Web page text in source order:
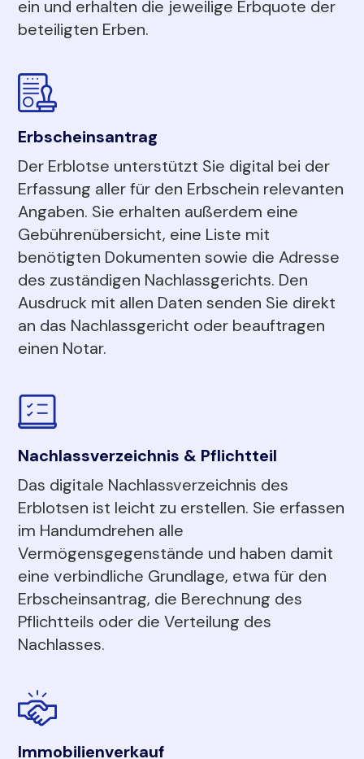
ein und erhalten die jeweilige Erbquote der
beteiligten Erben.
Erbscheinsantrag
Der Erblotse unterstützt Sie digital bei der
Erfassung aller für den Erbschein relevanten
Angaben. Sie erhalten außerdem eine
Gebührenübersicht, eine Liste mit
benötigten Dokumenten sowie die Adresse
des zuständigen Nachlassgerichts. Den
Ausdruck mit allen Daten senden Sie direkt
an das Nachlassgericht oder beauftragen
einen Notar.
Nachlassverzeichnis & Pflichtteil
Das digitale Nachlassverzeichnis des
Erblotsen ist leicht zu erstellen. Sie erfassen
im Handumdrehen alle
Vermögensgegenstände und haben damit
eine verbindliche Grundlage, etwa für den
Erbscheinsantrag, die Berechnung des
Pflichtteils oder die Verteilung des
Nachlasses.
Immobilienverkauf